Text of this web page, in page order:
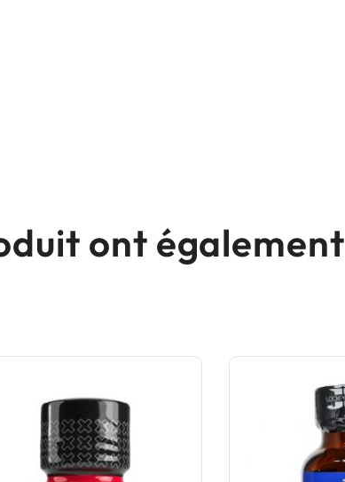
ont également